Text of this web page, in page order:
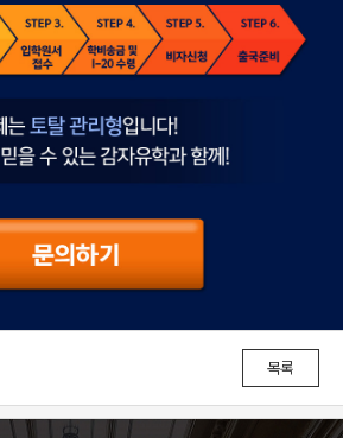
목록